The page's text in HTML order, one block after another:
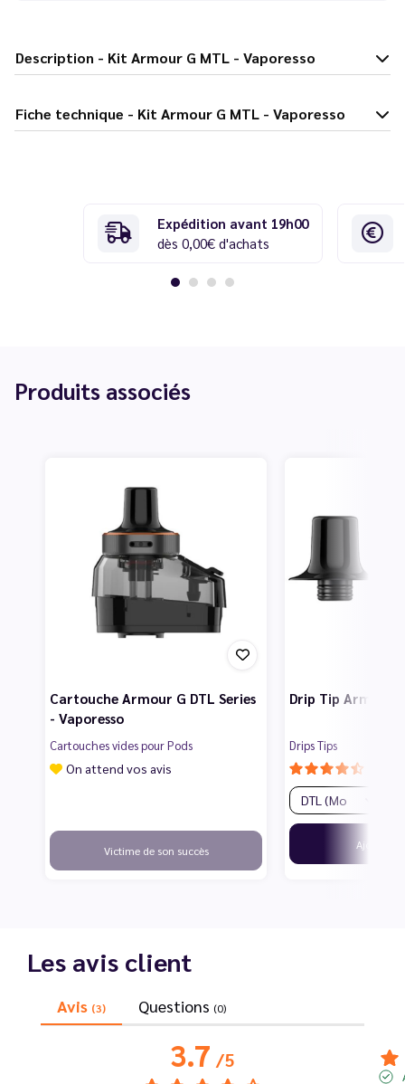
Description - Kit Armour G MTL - Vaporesso
Fiche technique - Kit Armour G MTL - Vaporesso
Expédition avant 19h00
dès 0,00€ d'achats
Produits associés
Cartouche Armour G DTL Series
- Vaporesso
Cartouches vides pour Pods
On attend vos avis
Victime de son succès
Drip Tip Armour
Drips Tips
Ajouter
Les avis client
Avis (3) Questions (0)
3.7/5